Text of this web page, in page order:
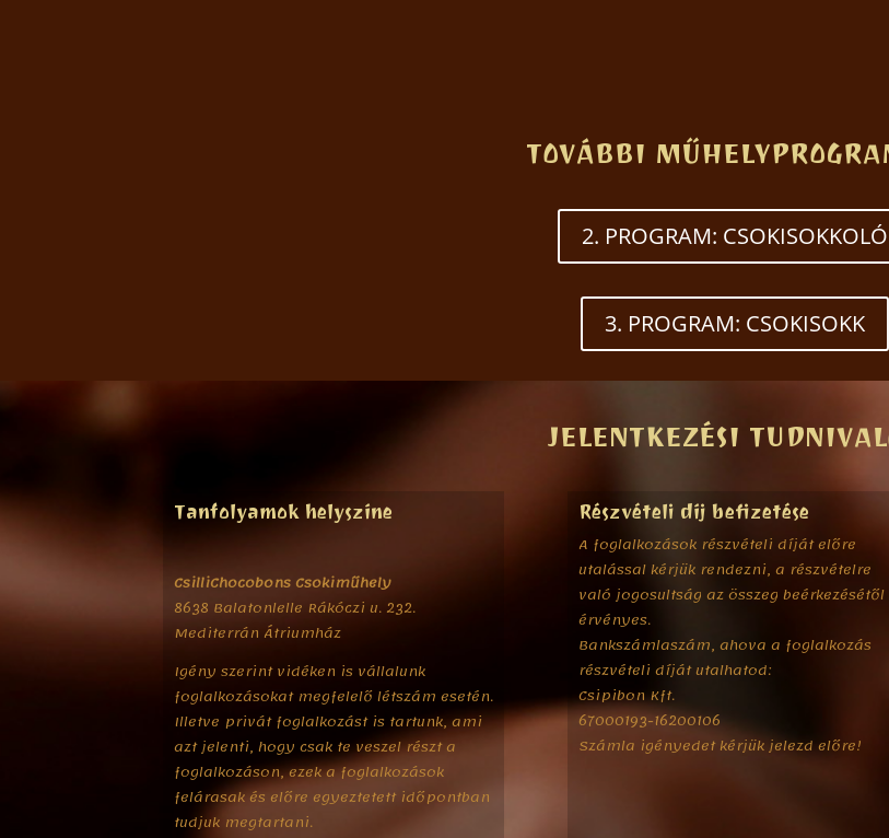
TOVÁBBI
2. PROGRAM: CSOKISOKKOLÓ
3. PROGRAM: CSOKISOKK
JELENTKEZÉSI
Tanfolyamok helyszíne
CsilliChocobons Csokiműhely
8638 Balatonlelle Rákóczi u. 232.
Mediterrán Átriumház
Igény szerint vidéken is vállalunk
foglalkozásokat megfelelő létszám esetén.
Illetve privát foglalkozást is tartunk, ami
azt jelenti, hogy csak te veszel részt a
foglalkozáson, ezek a foglalkozások
felárasak és előre egyeztetett időpontban
tudjuk megtartani.
Részvételi díj befizetése
A foglalkozások részvételi díját előre
utalással kérjük rendezni, a részvételre
való jogosultság az összeg beérkezésétől
érvényes.
Bankszámlaszám, ahova a foglalkozás
részvételi díját utalhatod:
Csipibon Kft.
67000193-16200106
Számla igényedet kérjük jelezd előre!